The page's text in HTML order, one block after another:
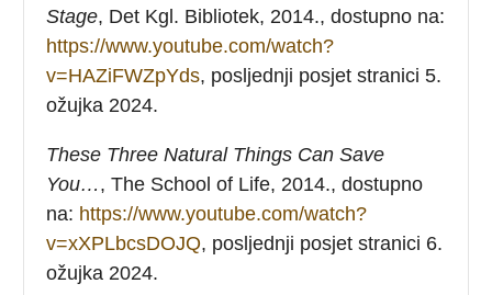
Stage, Det Kgl. Bibliotek, 2014., dostupno na:
https://www.youtube.com/watch?
v=HAZiFWZpYds, posljednji posjet stranici 5.
ožujka 2024.
These Three Natural Things Can Save
You… , The School of Life, 2014., dostupno
na: https://www.youtube.com/watch?
v=xXPLbcsDOJQ, posljednji posjet stranici 6.
ožujka 2024.